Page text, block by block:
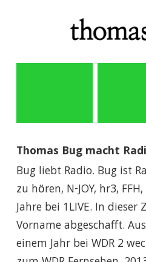
ANFRAGEN
Thomas Bug macht
Bug liebt Radio. Bug ist
zu hören, N-JOY, hr3,
Jahre bei 1LIVE. In dieser
Vorname abgeschafft.
einem Jahr bei WDR 2